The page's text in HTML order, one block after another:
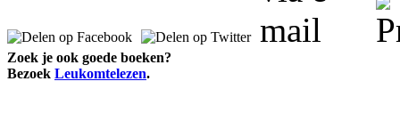
Zoek je ook goede boeken?
Bezoek Leukomtelezen.